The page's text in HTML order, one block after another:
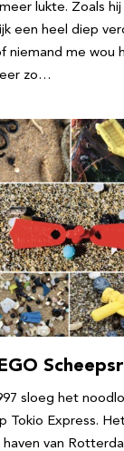
lukte. Zoals
een heel diep
niemand me wou
zo…
sloeg het
Tokio Express.
van